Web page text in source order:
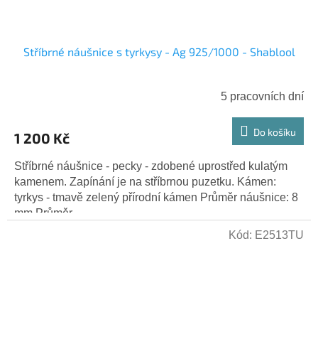
Stříbrné náušnice s tyrkysy - Ag 925/1000 - Shablool
5 pracovních dní
1 200 Kč Do košíku
Stříbrné náušnice - pecky - zdobené uprostřed kulatým
kamenem. Zapínání je na stříbrnou puzetku. Kámen:
tyrkys - tmavě zelený přírodní kámen Průměr náušnice: 8
mm Průměr...
Kód: E2513TU